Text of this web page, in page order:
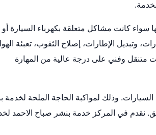
سواء كانت مشاكل متعلقة بكهرباء السيارة أو
وتبديل الإطارات، إصلاح الثقوب، تعبئة
متنقل وفني على درجة عالية من المهارة
وذلك لمواكبة الحاجة الملحة لخدمة
نقدم في المركز خدمة بنشر صباح الاحمد